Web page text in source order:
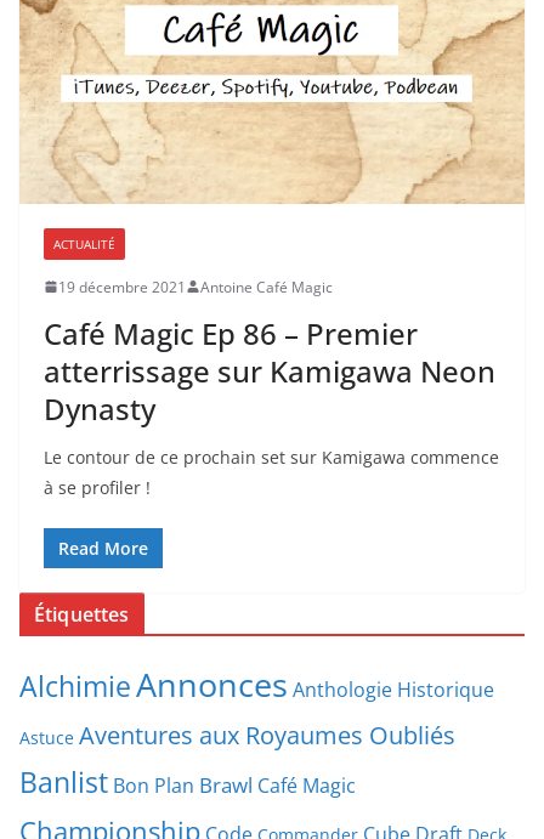
ACTUALITÉ
19 décembre 2021 Antoine Café Magic
Café Magic Ep 86 – Premier
atterrissage sur Kamigawa Neon
Dynasty
Le contour de ce prochain set sur Kamigawa commence
à se profiler !
Read More
Étiquettes
AlchimieAnnonces Anthologie Historique
Astuce Aventures aux Royaumes Oubliés
Banlist Bon Plan Brawl Café Magic
Championship Code Commander Cube Draft Deck